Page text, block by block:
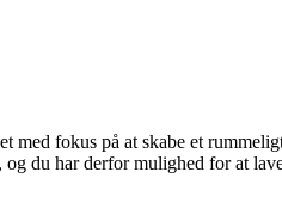
med fokus på at skabe et
du har derfor mulighed for at